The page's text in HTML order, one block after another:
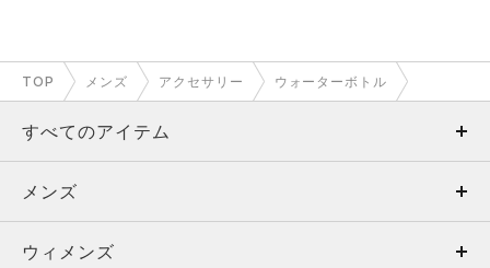
TOP メンズ アクセサリー ウォーターボトル
すべてのアイテム
メンズ
ウィメンズ
メンズ
トップス
ウィメンズ